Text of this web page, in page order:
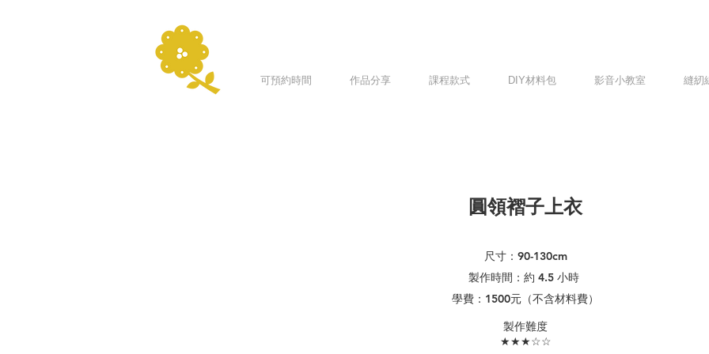
可預約時間 作品分享 課程款式 DIY材料包 影音小教室 縫紉
圓領褶子上衣
尺寸：90-130cm
製作時間：約 4.5 小時
學費：1500元（不含材料費）
​製作難度
★★★☆☆